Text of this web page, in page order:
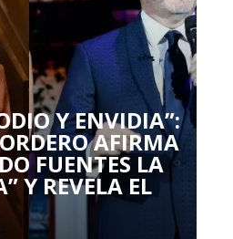
Y ENVIDIA”:
AFIRMA
FUENTES LA
Y REVELA EL